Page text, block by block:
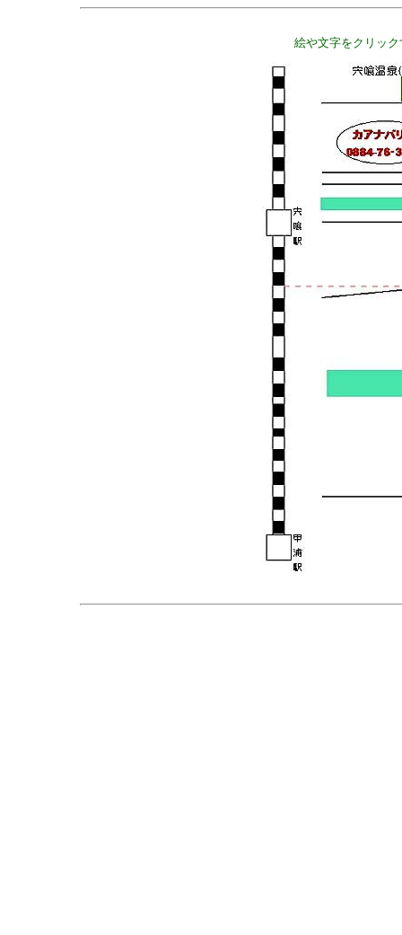
絵や文字をクリッ